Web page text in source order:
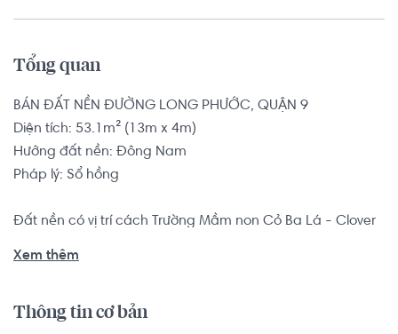
Tổng quan
BÁN ĐẤT NỀN ĐƯỜNG LONG PHƯỚC, QUẬN 9
Diện tích: 53.1m² (13m x 4m)
Hướng đất nền: Đông Nam
Pháp lý: Sổ hồng
Đất nền có vị trí cách Trường Mầm non Cỏ Ba Lá - Clover
Sân Bóng Đá Song Phát khoảng 6.3km. Tọa lạc tại vị trí
Xem thêm
Thông tin cơ bản